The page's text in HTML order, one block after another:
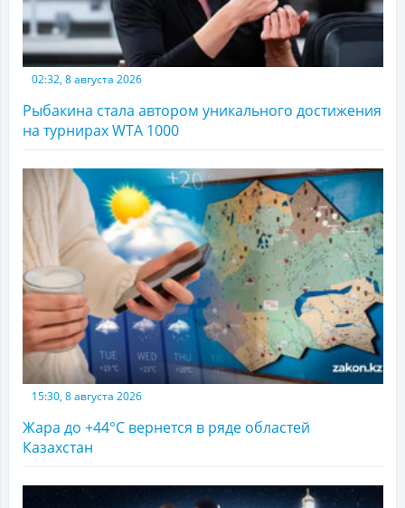
02:32, 8 августа 2026
Рыбакина стала автором уникального достижения
на турнирах WTA 1000
15:30, 8 августа 2026
Жара до +44°С вернется в ряде областей
Казахстан